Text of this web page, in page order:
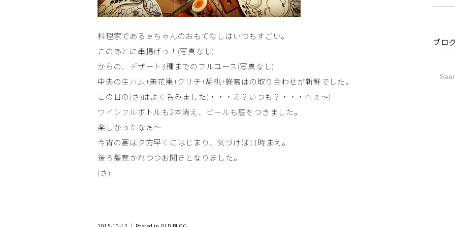
料理家であるｅちゃんのおもてなしはいつもすごい。
このあとに串揚げっ！(写真なし)
からの、デザート3種までのフルコース(写真なし)
中央の生ハム+無花果+クリチ+胡桃+蜂蜜はの取り合わせが新鮮でした。
この日の(さ)はよく呑みました(・・・え？いつも？・・・へぇ～)
ワインフルボトルも2本消え、ビールも底をつきました。
楽しかったなぁ～
今宵の宴は夕方早くにはじまり、気づけば11時まえ。
後ろ髪惹かれつつお開きとなりました。
(さ)
ブロ